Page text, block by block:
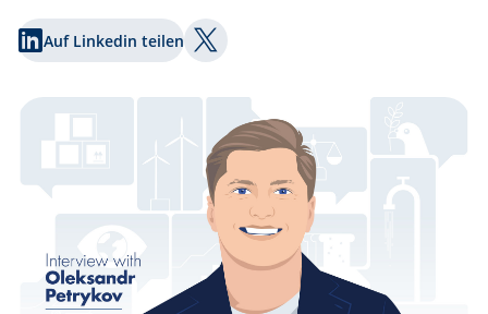
Auf Linkedin teilen Auf Twitter teilen